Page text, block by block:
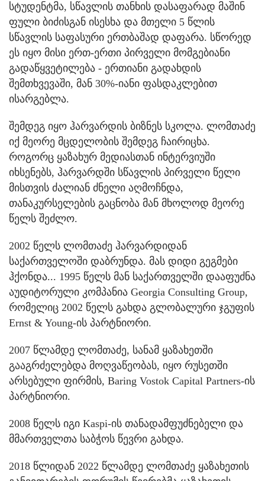
სტუდენტმა, სწავლის თანხის დასაფარად მაშინ
ფული ბიძისგან ისესხა და მთელი 5 წლის
სწავლის საფასური ერთბაშად დაფარა. სწორედ
ეს იყო მისი ერთ-ერთი პირველი მომგებიანი
გადაწყვეტილება - ერთიანი გადახდის
შემთხვევაში, მან 30%-იანი ფასდაკლებით
ისარგებლა.
შემდეგ იყო ჰარვარდის ბიზნეს სკოლა. ლომთაძე
იქ მეორე მცდელობის შემდეგ ჩაირიცხა.
როგორც ყაზახურ მედიასთან ინტერვიუში
იხსენებს, ჰარვარდში სწავლის პირველი წელი
მისთვის ძალიან ძნელი აღმოჩნდა,
თანაკურსელების გაცნობა მან მხოლოდ მეორე
წელს შეძლო.
2002 წელს ლომთაძე ჰარვარდიდან
საქართველოში დაბრუნდა. მას დიდი გეგმები
ჰქონდა... 1995 წელს მან საქართველში დააფუძნა
აუდიტორული კომპანია Georgia Consulting Group,
რომელიც 2002 წელს გახდა გლობალური ჯგუფის
Ernst & Young-ის პარტნიორი.
2007 წლამდე ლომთაძე, სანამ ყაზახეთში
გააგრძელებდა მოღვაწეობას, იყო რუსეთში
არსებული ფირმის, Baring Vostok Capital Partners-ის
პარტნიორი.
2008 წელს იგი Kaspi-ის თანადამფუძნებელი და
მმართველთა საბჭოს წევრი გახდა.
2018 წლიდან 2022 წლამდე ლომთაძე ყაზახეთის